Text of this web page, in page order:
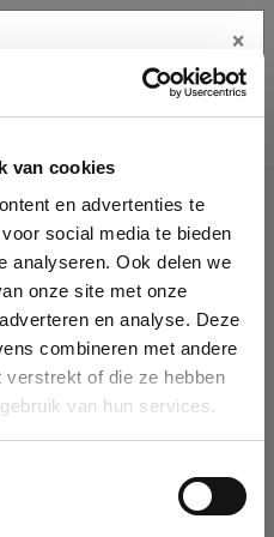
van cookies
en advertenties te
social media te bieden
analyseren. Ook delen we
onze site met onze
en analyse. Deze
combineren met andere
verstrekt of die ze hebben
van hun services.
details
in our database, you can create
below.
×
cette erreur à votre